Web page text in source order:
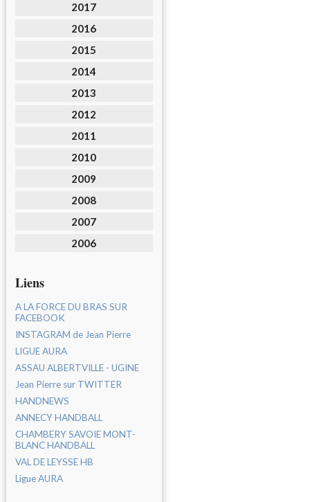
2017
2016
2015
2014
2013
2012
2011
2010
2009
2008
2007
2006
Liens
A LA FORCE DU BRAS SUR
FACEBOOK
INSTAGRAM de Jean Pierre
LIGUE AURA
ASSAU ALBERTVILLE - UGINE
Jean Pierre sur TWITTER
HANDNEWS
ANNECY HANDBALL
CHAMBERY SAVOIE MONT-
BLANC HANDBALL
VAL DE LEYSSE HB
Ligue AURA